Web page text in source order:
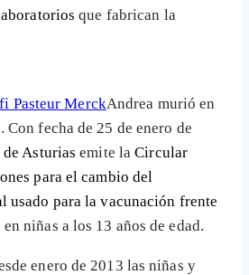
que fabrican la
Andrea murió en
Con fecha de 25 de enero de
Asturias emite laCircular
para el cambio del
usado para la vacunación frente
niñas a los 13 años de edad.
enero de 2013 las niñas y